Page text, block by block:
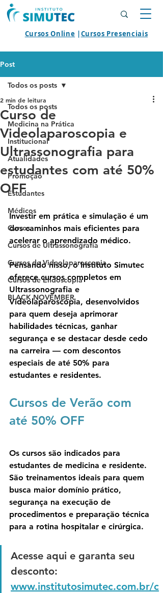
Cursos Online |Cursos Presenciais
Post
Todos os posts
Medicina na Prática
Institucional
Atualidades
Promoção
Estudantes
Médicos
Cursos
Cursos de Ultrassonografia
Cursos de Videolaparoscopia
Cursos de Endoscopia
BLACK NOVEMBER
Todos os posts
Curso de
Videolaparoscopia e
Ultrassonografia para
estudantes com até 50%
OFF
2 min de leitura
Investir em prática e simulação é um
dos caminhos mais eficientes para
acelerar o aprendizado médico.
Pensando nisso, o Instituto Simutec
oferece cursos completos em
Ultrassonografia e
Videolaparoscopia, desenvolvidos
para quem deseja aprimorar
habilidades técnicas, ganhar
segurança e se destacar desde cedo
na carreira — com descontos
especiais de até 50% para
estudantes e residentes.
Cursos de Verão com
até 50% OFF
Os cursos são indicados para
estudantes de medicina e residente.
São treinamentos ideais para quem
busca maior domínio prático,
segurança na execução de
procedimentos e preparação técnica
para a rotina hospitalar e cirúrgica.
Acesse aqui e garanta seu
desconto:
www.institutosimutec.com.br/c